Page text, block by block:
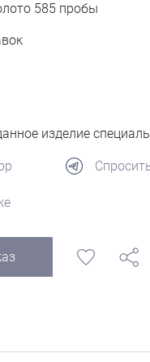
585 пробы
изделие